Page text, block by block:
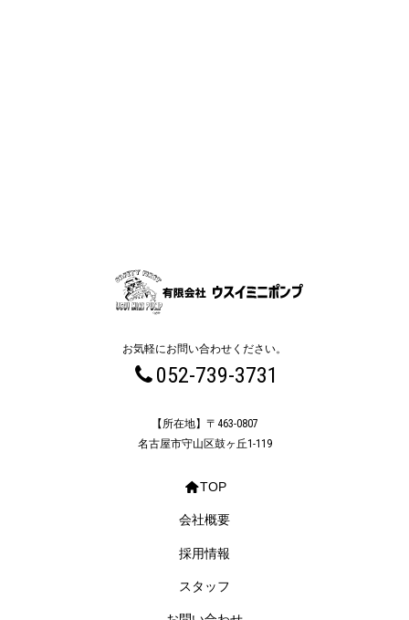
お気軽にお問い合わせください。
052-739-3731
【所在地】〒463-0807
名古屋市守山区鼓ヶ丘1-119
TOP
会社概要
採用情報
スタッフ